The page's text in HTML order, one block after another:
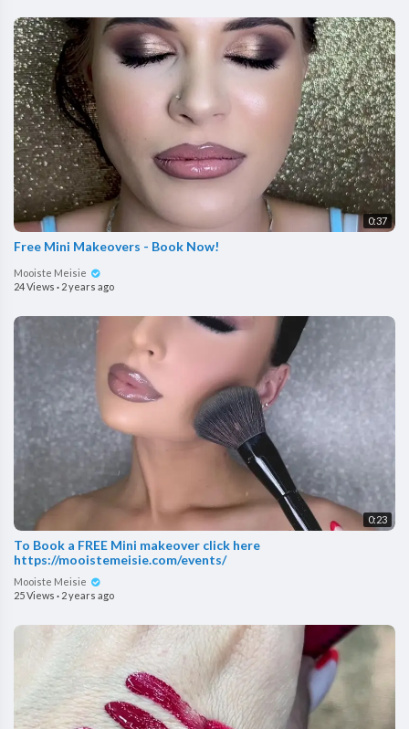
0:37
Free Mini Makeovers - Book Now!
Mooiste Meisie
24 Views · 2 years ago
0:23
To Book a FREE Mini makeover click here
https://mooistemeisie.com/events/
Mooiste Meisie
25 Views · 2 years ago